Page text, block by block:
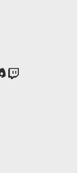
Twitch